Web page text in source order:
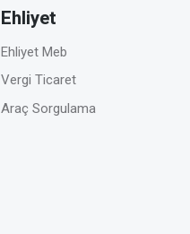
Ehliyet
Ehliyet Meb
Vergi Ticaret
Araç Sorgulama